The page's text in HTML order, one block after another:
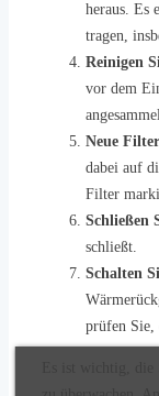
heraus. Es
tragen,
Reinigen
vor dem
Neue
dabei auf
Filter
Schließen
schließt.
Schalten
prüfen Sie,